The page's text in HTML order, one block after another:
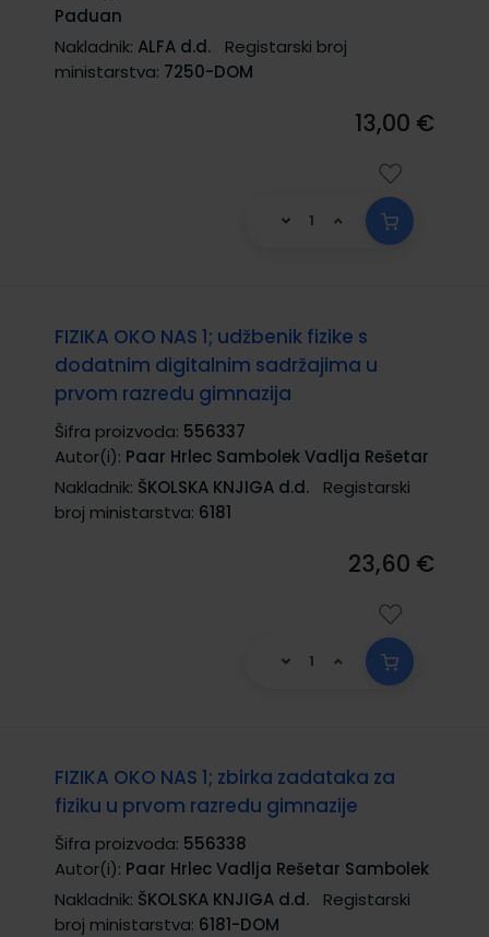
Paduan
Nakladnik: ALFA d.d.
Registarski broj
ministarstva: 7250-DOM
13,00 €
FIZIKA OKO NAS 1; udžbenik fizike s
dodatnim digitalnim sadržajima u
prvom razredu gimnazija
Šifra proizvoda: 556337
Autor(i): Paar Hrlec Sambolek Vadlja Rešetar
Nakladnik: ŠKOLSKA KNJIGA d.d.
Registarski
broj ministarstva: 6181
23,60 €
FIZIKA OKO NAS 1; zbirka zadataka za
fiziku u prvom razredu gimnazije
Šifra proizvoda: 556338
Autor(i): Paar Hrlec Vadlja Rešetar Sambolek
Nakladnik: ŠKOLSKA KNJIGA d.d.
Registarski
broj ministarstva: 6181-DOM